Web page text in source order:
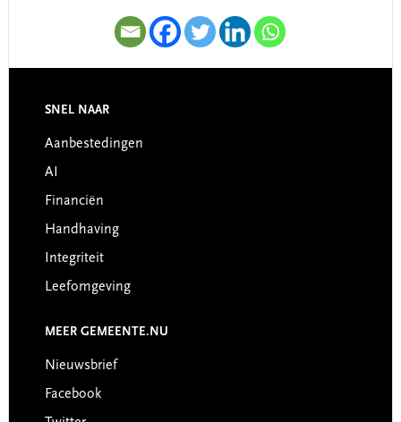
Footer
SNEL NAAR
Aanbestedingen
AI
Financiën
Handhaving
Integriteit
Leefomgeving
MEER GEMEENTE.NU
Nieuwsbrief
Facebook